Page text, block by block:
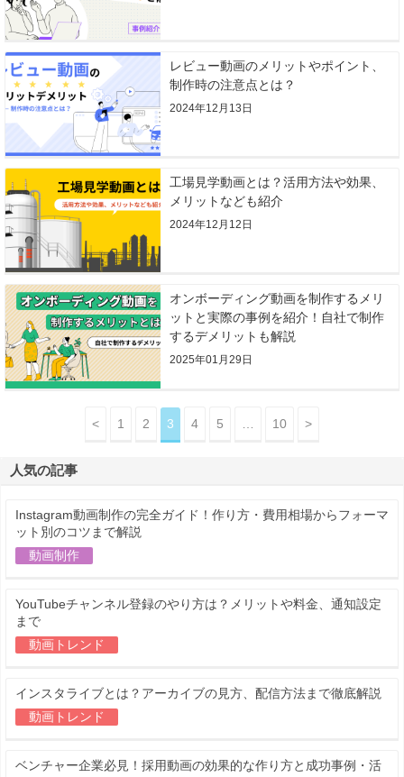
レビュー動画のメリットやポイント、
制作時の注意点とは？
2024年12月13日
工場見学動画とは？活用方法や効果、
メリットなども紹介
2024年12月12日
オンボーディング動画を制作するメリ
ットと実際の事例を紹介！自社で制作
するデメリットも解説
2025年01月29日
< 1 2 3 4 5 10 >
人気の記事
Instagram動画制作の完全ガイド！作り方・費用相場からフォーマ
ット別のコツまで解説
動画制作
YouTubeチャンネル登録のやり方は？メリットや料金、通知設定
まで
動画トレンド
インスタライブとは？アーカイブの見方、配信方法まで徹底解説
動画トレンド
ベンチャー企業必見！採用動画の効果的な作り方と成功事例・活